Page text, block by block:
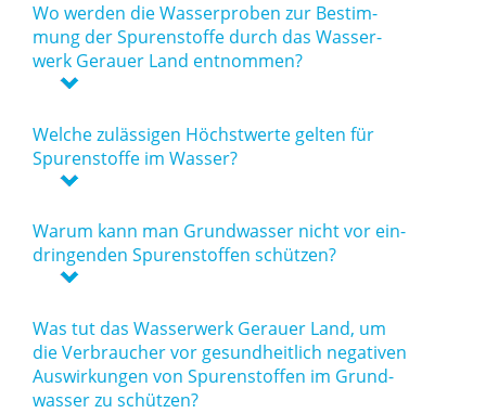
Wo wer­den die Was­ser­pro­ben zur Be­stim­
mung der Spu­ren­stof­fe durch das Was­ser­
werk Ge­r­au­er Land ent­nom­men?
Wel­che zu­läs­si­gen Höchst­wer­te gel­ten für
Spu­ren­stof­fe im Was­ser?
War­um kann man Grund­was­ser nicht vor ein­
drin­gen­den Spu­ren­stof­fen schüt­zen?
Was tut das Was­ser­werk Ge­r­au­er Land, um
die Ver­brau­cher vor ge­sund­heit­lich ne­ga­ti­ven
Aus­wir­kun­gen von Spu­ren­stof­fen im Grund­
was­ser zu schüt­zen?